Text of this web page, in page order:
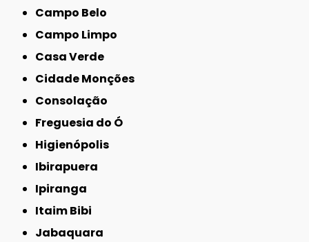
Campo Belo
Campo Limpo
Casa Verde
Cidade Monções
Consolação
Freguesia do Ó
Higienópolis
Ibirapuera
Ipiranga
Itaim Bibi
Jabaquara